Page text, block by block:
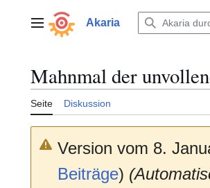
springenHauptmenüAkaria
Mahnmal der
Seite Diskussion
Version vom 8.
Beiträge)